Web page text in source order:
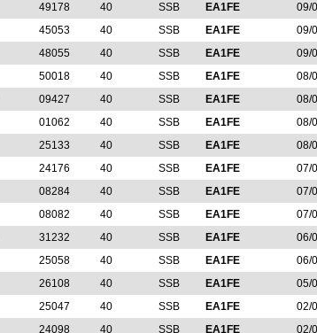
49178 40 SSB EA1FE
09/
45053 40 SSB EA1FE
09/
48055 40 SSB EA1FE
09/
50018 40 SSB EA1FE
08/
09427 40 SSB EA1FE
08/
01062 40 SSB EA1FE
08/
25133 40 SSB EA1FE
08/
24176 40 SSB EA1FE
07/
08284 40 SSB EA1FE
07/
08082 40 SSB EA1FE
07/
31232 40 SSB EA1FE
06/
25058 40 SSB EA1FE
06/
26108 40 SSB EA1FE
05/
25047 40 SSB EA1FE
02/
24098 40 SSB EA1FE 02/